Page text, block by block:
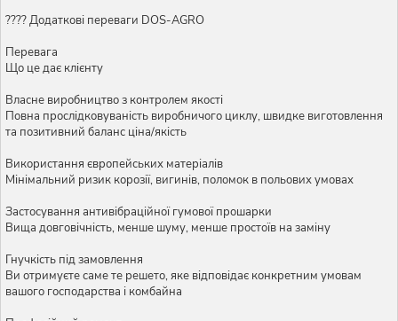
???? Додаткові переваги DOS-AGRO
Перевага
Що це дає клієнту
Власне виробництво з контролем якості
Повна прослідковуваність виробничого циклу, швидке виготовлення
та позитивний баланс ціна/якість
Використання європейських матеріалів
Мінімальний ризик корозії, вигинів, поломок в польових умовах
Застосування антивібраційної гумової прошарки
Вища довговічність, менше шуму, менше простоїв на заміну
Гнучкість під замовлення
Ви отримуєте саме те решето, яке відповідає конкретним умовам
вашого господарства і комбайна